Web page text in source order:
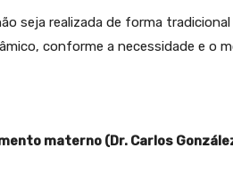
seja realizada de forma
conforme a necessidade e o
materno (Dr. Carlos